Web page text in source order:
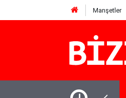
Manşetler